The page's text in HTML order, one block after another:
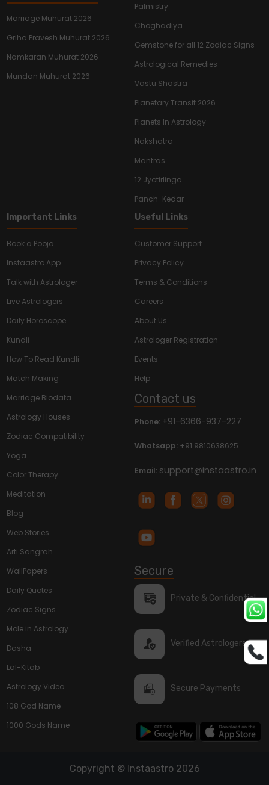
Marriage Muhurat 2026
Griha Pravesh Muhurat 2026
Namkaran Muhurat 2026
Mundan Muhurat 2026
Palmistry
Choghadiya
Gemstone for all 12 Zodiac Signs
Astrological Remedies
Vastu Shastra
Planetary Transit 2026
Planets In Astrology
Nakshatra
Mantras
12 Jyotirlinga
Panch-Kedar
Important Links
Book a Pooja
Instaastro App
Talk with Astrologer
Live Astrologers
Daily Horoscope
Kundli
How To Read Kundli
Match Making
Marriage Biodata
Astrology Houses
Zodiac Compatibility
Yoga
Color Therapy
Meditation
Blog
Web Stories
Arti Sangrah
WallPapers
Daily Quotes
Zodiac Signs
Mole in Astrology
Dasha
Lal-Kitab
Astrology Video
108 God Name
1000 Gods Name
Useful Links
Customer Support
Privacy Policy
Terms & Conditions
Careers
About Us
Astrologer Registration
Events
Help
Contact us
Phone: +91-6366-937-227
Whatsapp: +91 9810638625
Email: support@instaastro.in
Secure
Private & Confidential
Verified Astrologers
Secure Payments
Copyright © Instaastro 2026